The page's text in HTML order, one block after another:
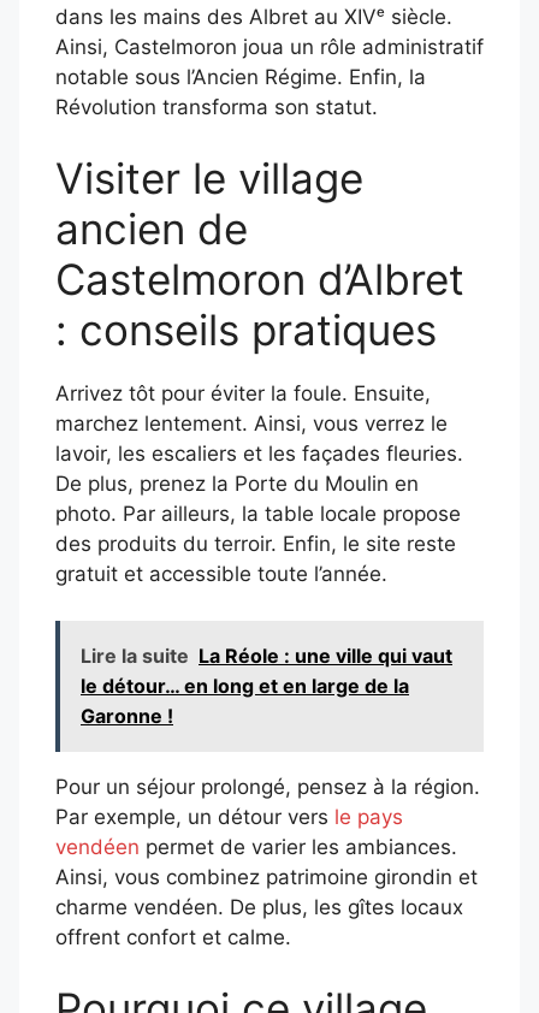
dans les mains des Albret au XIVᵉ siècle.
Ainsi, Castelmoron joua un rôle administratif
notable sous l’Ancien Régime. Enfin, la
Révolution transforma son statut.
Visiter le village
ancien de
Castelmoron d’Albret
: conseils pratiques
Arrivez tôt pour éviter la foule. Ensuite,
marchez lentement. Ainsi, vous verrez le
lavoir, les escaliers et les façades fleuries.
De plus, prenez la Porte du Moulin en
photo. Par ailleurs, la table locale propose
des produits du terroir. Enfin, le site reste
gratuit et accessible toute l’année.
Lire la suite La Réole : une ville qui vaut
le détour… en long et en large de la
Garonne !
Pour un séjour prolongé, pensez à la région.
Par exemple, un détour vers le pays
vendéen permet de varier les ambiances.
Ainsi, vous combinez patrimoine girondin et
charme vendéen. De plus, les gîtes locaux
offrent confort et calme.